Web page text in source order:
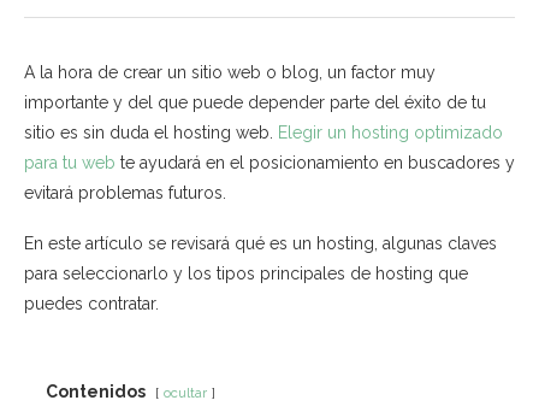
A la hora de crear un sitio web o blog, un factor muy
importante y del que puede depender parte del éxito de tu
sitio es sin duda el hosting web.
Elegir un hosting optimizado
para tu web te ayudará en el posicionamiento en buscadores y
evitará problemas futuros.
En este artículo se revisará qué es un hosting, algunas claves
para seleccionarlo y los tipos principales de hosting que
puedes contratar.
Contenidos ocultar